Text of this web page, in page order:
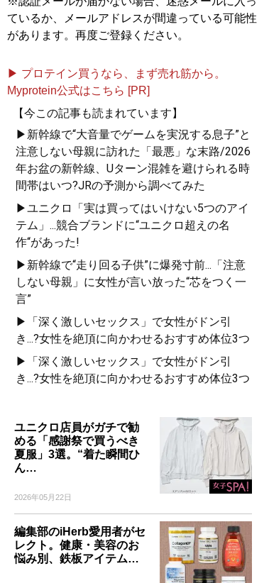
ているか、メールアドレスが間違っている可能性
があります。再度ご登録ください。
▶ プロテイン買うなら、まず売れ筋から。
Myprotein公式はこちら [PR]
【今この記事も読まれています】
▶新幹線で“大音量でゲームを実況する息子”と
注意しない母親に訪れた「最悪」な末路/2026
年お盆の新幹線、Uターン混雑を避けられる時
間帯はいつ?JRの予測から調べてみた
▶ユニクロ「実は買ってはいけない5つのアイ
テム」...競合ブランドに“ユニクロ超えの名
作“があった!
▶新幹線で“走り回る子供”に爆発寸前...「注意
しない母親」に女性が言い放った“芯をつく一
言”
▶「深く激しいセックス」で女性がドン引
き...?女性を絶頂に向かわせるおすすめ体位3つ
▶「深く激しいセックス」で女性がドン引
き...?女性を絶頂に向かわせるおすすめ体位3つ
ユニクロ店員がガチで勧
める「感謝祭で買うべき
夏服」3選。“着た瞬間ひ
ん…
2026年05月22日
編集部のiHerb愛用者がセ
レクト。健康・美容のお
悩み別、鉄板アイテム…